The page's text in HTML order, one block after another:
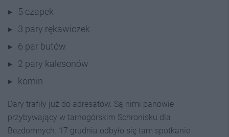
5 czapek
3 pary rękawiczek
6 par butów
2 pary kalesonów
komin
Dary trafiły już do adresatów. Są nimi panowie
przybywający w tarnogórskim Schronisku dla
Bezdomnych. 17 grudnia odbyło się tam spotkanie